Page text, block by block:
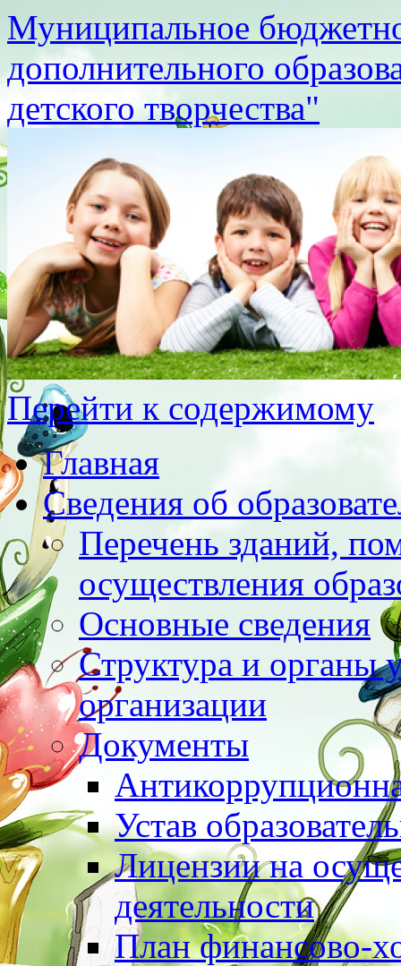
Муниципальное
дополнительного
детского творчества"
Перейти к содержимому
Главная
Сведения об
Перечень зданий,
осуществления
Основные сведения
Структура и органы
организации
Документы
Устав
Лицензии на
деятельности
План финансово-